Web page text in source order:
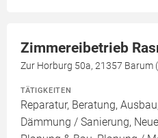
Zimmereibetrieb
Zur Horburg 50a, 21357 Barum
TÄTIGKEITEN
Reparatur, Beratung,
Dämmung / Sanierung,